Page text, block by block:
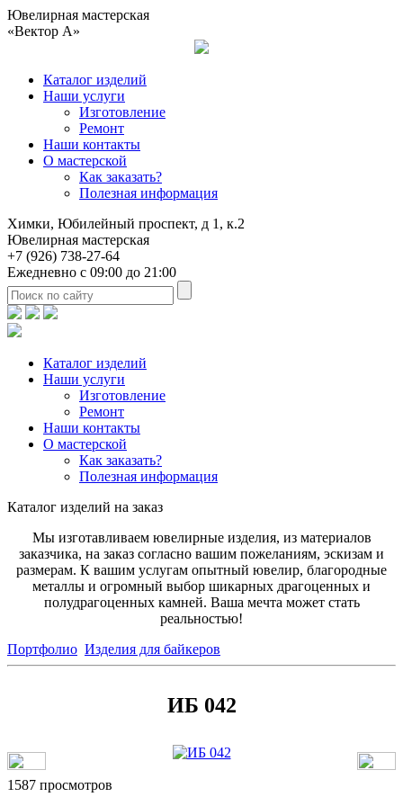
Ювелирная мастерская
«Вектор А»
Каталог изделий
Наши услуги
Изготовление
Ремонт
Наши контакты
О мастерской
Как заказать?
Полезная информация
Химки, Юбилейный проспект, д 1, к.2
Ювелирная мастерская
+7 (926) 738-27-64
Ежедневно с 09:00 до 21:00
Каталог изделий
Наши услуги
Изготовление
Ремонт
Наши контакты
О мастерской
Как заказать?
Полезная информация
Каталог изделий на заказ
Мы изготавливаем ювелирные изделия, из материалов
заказчика, на заказ согласно вашим пожеланиям, эскизам и
размерам. К вашим услугам опытный ювелир, благородные
металлы и огромный выбор шикарных драгоценных и
полудрагоценных камней. Ваша мечта может стать
реальностью!
Портфолио Изделия для байкеров
ИБ 042
1587 просмотров